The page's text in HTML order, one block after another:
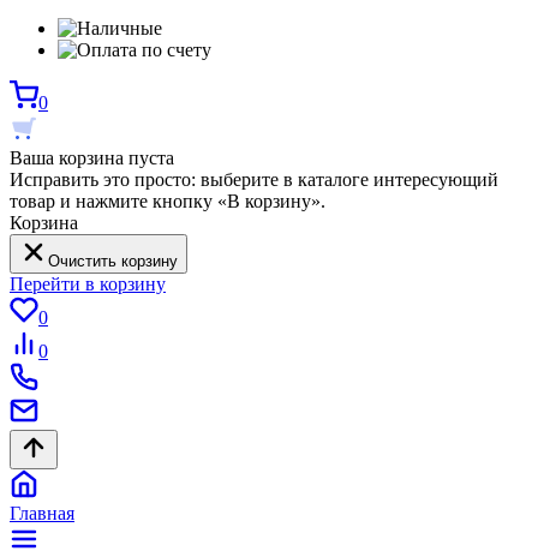
0
Ваша корзина пуста
Исправить это просто: выберите в каталоге интересующий
товар и нажмите кнопку «В корзину».
Корзина
Очистить корзину
Перейти в корзину
0
0
Главная